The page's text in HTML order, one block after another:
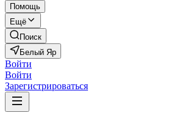
Помощь
Ещё
Поиск
Белый Яр
Войти
Войти
Зарегистрироваться